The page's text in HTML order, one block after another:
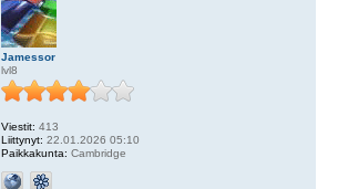
Jamessor
lvl8
Viestit: 413
Liittynyt: 22.01.2026 05:10
Paikkakunta: Cambridge